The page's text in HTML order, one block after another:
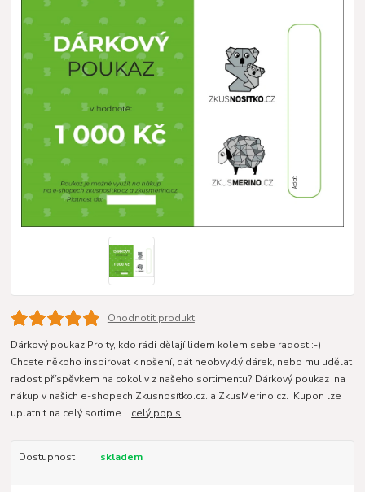
Ohodnotit produkt
Dárkový poukaz Pro ty, kdo rádi dělají lidem kolem sebe radost :-)
Chcete někoho inspirovat k nošení, dát neobvyklý dárek, nebo mu udělat
radost příspěvkem na cokoliv z našeho sortimentu? Dárkový poukaz na
nákup v našich e-shopech Zkusnosítko.cz. a ZkusMerino.cz. Kupon lze
uplatnit na celý sortime... celý popis
Dostupnost skladem